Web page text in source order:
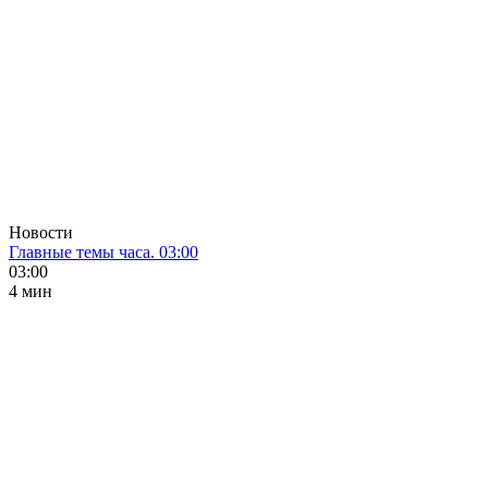
Новости
Главные темы часа. 03:00
03:00
4 мин